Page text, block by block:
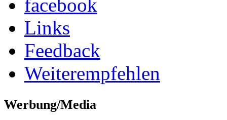
facebook
Links
Feedback
Weiterempfehlen
Werbung/Media